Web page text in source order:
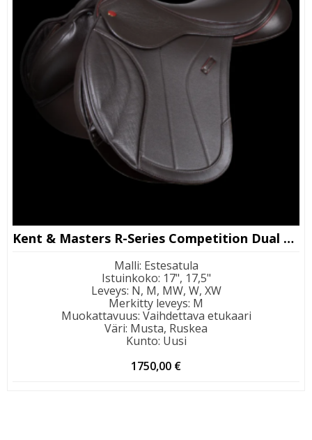
Kent & Masters R-Series Competition Dual Flap Jump
Malli: Estesatula
Istuinkoko: 17", 17,5"
Leveys: N, M, MW, W, XW
Merkitty leveys: M
Muokattavuus: Vaihdettava etukaari
Väri: Musta, Ruskea
Kunto: Uusi
1750,00 €